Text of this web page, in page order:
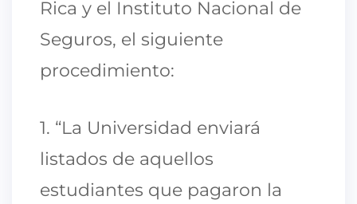
Rica y el Instituto Nacional de
Seguros, el siguiente
procedimiento:
1. “La Universidad enviará
listados de aquellos
estudiantes que pagaron la